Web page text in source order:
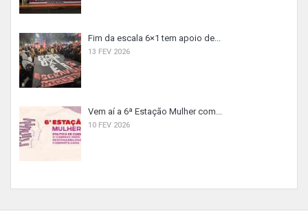
Fim da escala 6×1 tem apoio de...
13 FEV 2026
Vem aí a 6ª Estação Mulher com...
10 FEV 2026